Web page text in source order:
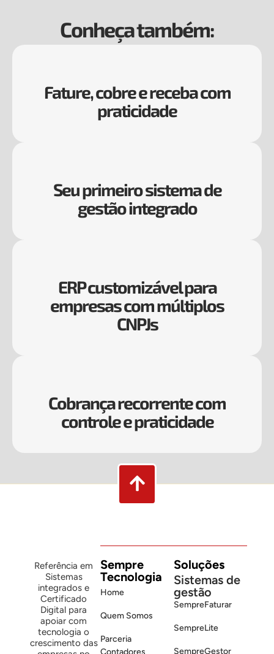
Conheça também:
Fature, cobre e receba com
praticidade
Seu primeiro sistema de
gestão integrado
ERP customizável para
empresas com múltiplos
CNPJs
Cobrança recorrente com
controle e praticidade
Referência em
Sistemas
integrados e
Certificado
Digital para
apoiar com
tecnologia o
crescimento das
Sempre
Tecnologia
Home
Quem Somos
Parceria
Soluções
Sistemas de
gestão
SempreFaturar
SempreLite
SempreGestor